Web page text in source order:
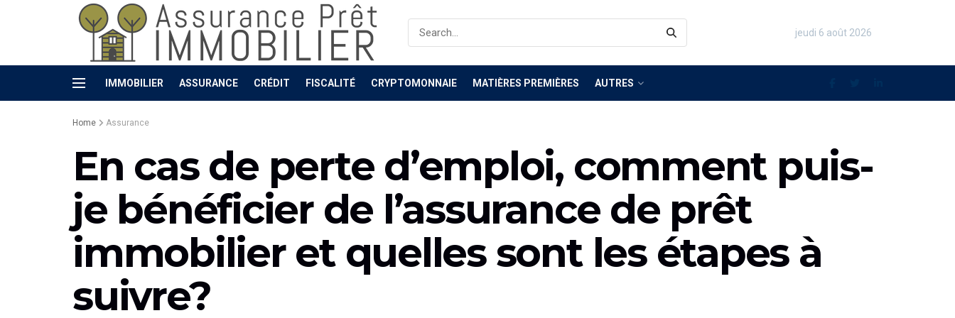
jeudi 6 août 2026
IMMOBILIER ASSURANCE CRÉDIT FISCALITÉ CRYPTOMONNAIE MATIÈRES PREMIÈRES AUTRES
Home Assurance
En cas de perte d’emploi, comment puis-
je bénéficier de l’assurance de prêt
immobilier et quelles sont les étapes à
suivre?